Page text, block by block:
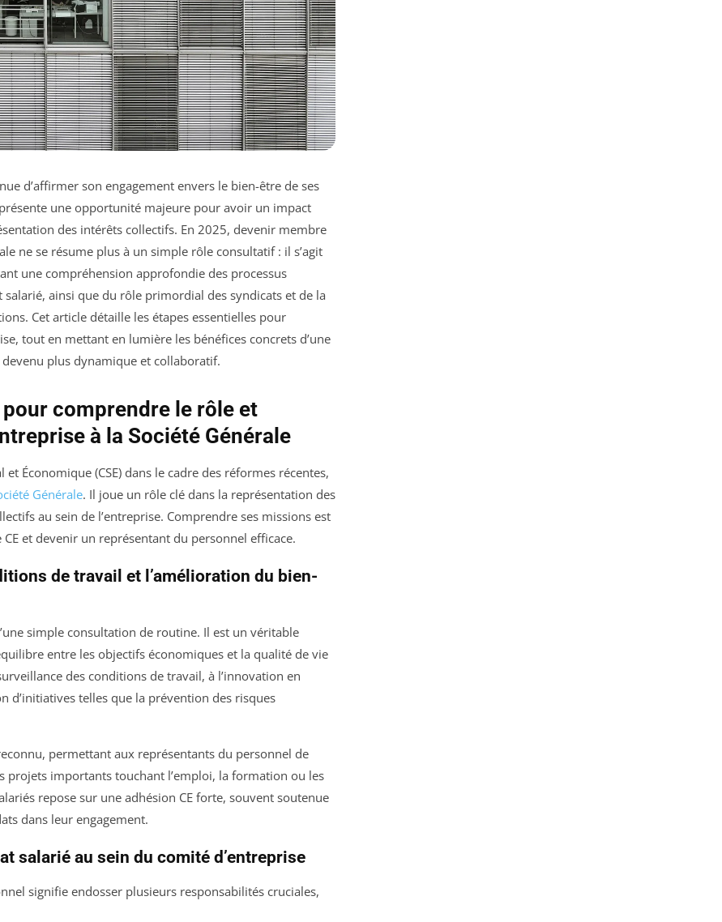
d’affirmer son engagement envers le bien-être de ses
une opportunité majeure pour avoir un impact
des intérêts collectifs. En 2025, devenir membre
ne se résume plus à un simple rôle consultatif : il s’agit
une compréhension approfondie des processus
salarié, ainsi que du rôle primordial des syndicats et de la
Cet article détaille les étapes essentielles pour
tout en mettant en lumière les bénéfices concrets d’une
plus dynamique et collaboratif.
comprendre le rôle et
à la Société Générale
Économique (CSE) dans le cadre des réformes récentes,
Générale. Il joue un rôle clé dans la représentation des
au sein de l’entreprise. Comprendre ses missions est
et devenir un représentant du personnel efficace.
de travail et l’amélioration du bien-
simple consultation de routine. Il est un véritable
entre les objectifs économiques et la qualité de vie
des conditions de travail, à l’innovation en
d’initiatives telles que la prévention des risques
permettant aux représentants du personnel de
projets importants touchant l’emploi, la formation ou les
repose sur une adhésion CE forte, souvent soutenue
dans leur engagement.
salarié au sein du comité d’entreprise
signifie endosser plusieurs responsabilités cruciales,